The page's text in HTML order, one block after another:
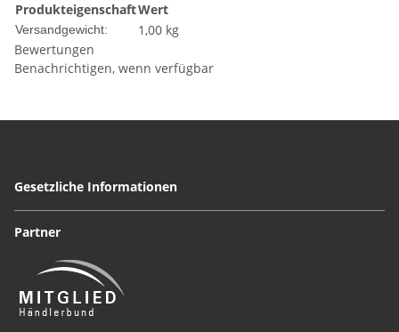
ProdukteigenschaftWert
Versandgewicht:
1,00 kg
Bewertungen
Benachrichtigen, wenn verfügbar
Gesetzliche Informationen
Partner